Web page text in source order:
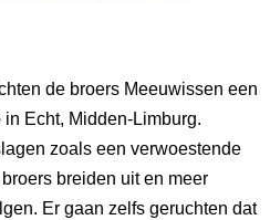
de broers Meeuwissen een
Echt, Midden-Limburg.
zoals een verwoestende
breiden uit en meer
Er gaan zelfs geruchten dat